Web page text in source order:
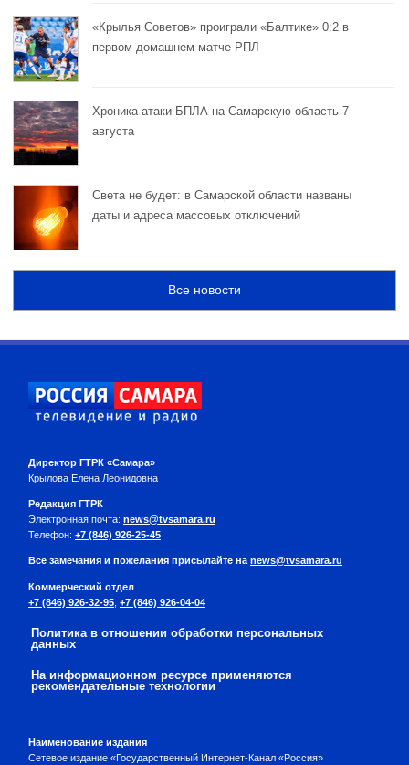
«Крылья Советов» проиграли «Балтике» 0:2 в
первом домашнем матче РПЛ
Хроника атаки БПЛА на Самарскую область 7
августа
Света не будет: в Самарской области названы
даты и адреса массовых отключений
Все новости
Директор ГТРК «Самара»
Крылова Елена Леонидовна
Редакция ГТРК
Электронная почта: news@tvsamara.ru
Телефон: +7 (846) 926-25-45
Все замечания и пожелания присылайте на news@tvsamara.ru
Коммерческий отдел
+7 (846) 926-32-95 +7 (846) 926-04-04
Политика в отношении обработки персональных
данных
На информационном ресурсе применяются
рекомендательные технологии
Наименование издания
Сетевое издание «Государственный Интернет-Канал «Россия»